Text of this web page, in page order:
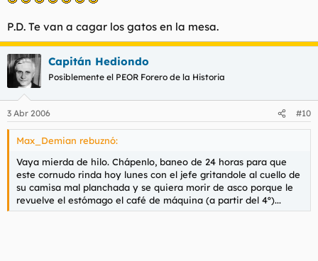
P.D. Te van a cagar los gatos en la mesa.
Capitán Hediondo
Posiblemente el PEOR Forero de la Historia
3 Abr 2006 #10
Max_Demian rebuznó:
Vaya mierda de hilo. Chápenlo, baneo de 24 horas para que
este cornudo rinda hoy lunes con el jefe gritandole al cuello de
su camisa mal planchada y se quiera morir de asco porque le
revuelve el estómago el café de máquina (a partir del 4º)...